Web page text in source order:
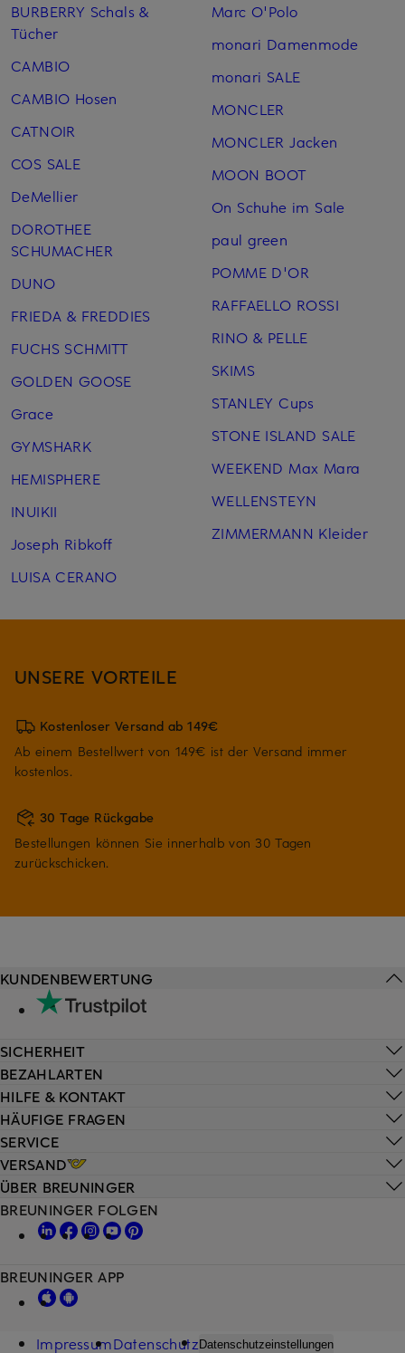
BURBERRY Schals &
Tücher
CAMBIO
CAMBIO Hosen
CATNOIR
COS SALE
DeMellier
DOROTHEE
SCHUMACHER
DUNO
FRIEDA & FREDDIES
FUCHS SCHMITT
GOLDEN GOOSE
Grace
GYMSHARK
HEMISPHERE
INUIKII
Joseph Ribkoff
LUISA CERANO
Marc O'Polo
monari Damenmode
monari SALE
MONCLER
MONCLER Jacken
MOON BOOT
On Schuhe im Sale
paul green
POMME D'OR
RAFFAELLO ROSSI
RINO & PELLE
SKIMS
STANLEY Cups
STONE ISLAND SALE
WEEKEND Max Mara
WELLENSTEYN
ZIMMERMANN Kleider
UNSERE VORTEILE
Kostenloser Versand ab 149€
Ab einem Bestellwert von 149€ ist der Versand immer
kostenlos.
30 Tage Rückgabe
Bestellungen können Sie innerhalb von 30 Tagen
zurückschicken.
HILFE & KONTAKT
HÄUFIGE FRAGEN
SERVICE
VERSAND
KUNDENBEWERTUNG
SICHERHEIT
BEZAHLARTEN
ÜBER BREUNINGER
BREUNINGER FOLGEN
BREUNINGER APP
ImpressumDatenschutz Datenschutzeinstellungen